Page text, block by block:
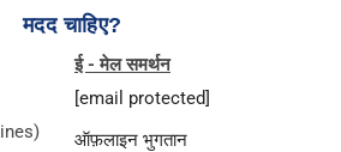
मदद चाहिए?
ई - मेल समर्थन
[email protected]
ऑफ़लाइन भुगतान